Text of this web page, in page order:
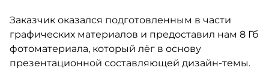
Заказчик оказался подготовленным в части
графических материалов и предоставил нам 8 Гб
фотоматериала, который лёг в основу
презентационной составляющей дизайн-темы.